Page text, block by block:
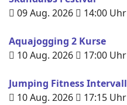
09 Aug. 2026
14:00 Uhr
Aquajogging 2 Kurse
10 Aug. 2026
17:00 Uhr
Jumping Fitness Intervall
10 Aug. 2026
17:15 Uhr